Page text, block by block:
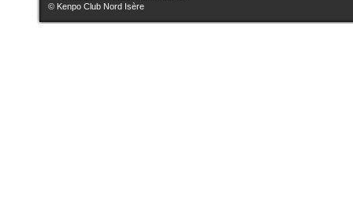
© Kenpo Club Nord Isère